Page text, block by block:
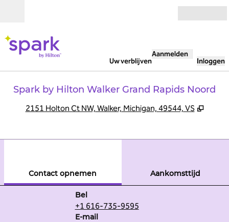
Uw verblijven
Aanmelden
Inloggen
Spark by Hilton Walker Grand Rapids Noord
2151 Holton Ct NW, Walker, Michigan, 49544, VS ,
Contact opnemen
Aankomsttijd
Bel
Bel
+1 616-735-9595
E-mail
E-mailgrrwk